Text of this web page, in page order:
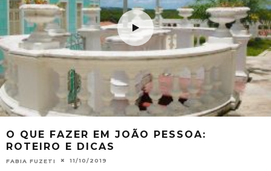
O QUE FAZER EM JOÃO PESSOA:
ROTEIRO E DICAS
FABIA FUZETI 11/10/2019